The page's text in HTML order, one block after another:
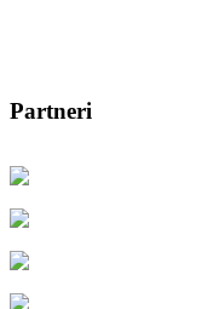
Partneri